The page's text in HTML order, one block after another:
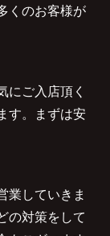
くのお客様が
にご入店頂く
す。まずは安
業していきま
の対策をして